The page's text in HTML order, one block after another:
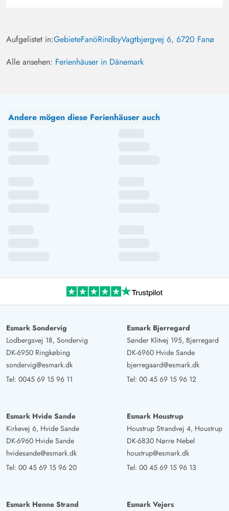
Aufgelistet in:GebieteFanöRindbyVagtbjergvej 6, 6720 Fanø
Alle ansehen: Ferienhäuser in Dänemark
Andere mögen diese Ferienhäuser auch
Esmark Sondervig
Lodbergsvej 18, Sondervig
DK-6950 Ringkøbing
sondervig@esmark.dk
Tel: 0045 69 15 96 11
Esmark Bjerregard
Sønder Klitvej 195, Bjerregard
DK-6960 Hvide Sande
bjerregaard@esmark.dk
Tel: 00 45 69 15 96 12
Esmark Hvide Sande
Kirkevej 6, Hvide Sande
DK-6960 Hvide Sande
hvidesande@esmark.dk
Tel: 00 45 69 15 96 20
Esmark Houstrup
Houstrup Strandvej 4, Houstrup
DK-6830 Nørre Nebel
houstrup@esmark.dk
Tel: 00 45 69 15 96 13
Esmark Henne Strand
Esmark Vejers